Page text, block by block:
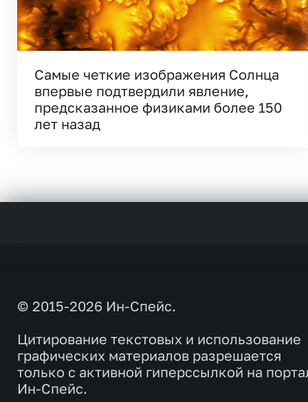
Самые четкие изображения Солнца
впервые подтвердили явление,
предсказанное физиками более 150
лет назад
© 2015-2026 Ин-Спейс.
Цитирование текстовых и использование
графических материалов разрешается
только с активной гиперссылкой на
Ин-Спейс.